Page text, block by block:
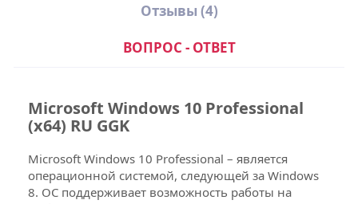
Отзывы (4)
ВОПРОС - ОТВЕТ
Состав поставки Microsoft
Windows 10 Professional (x64)
RU GGK :
При покупке Windows 10 Professional
GGK, вы получаете:
Microsoft Windows 10 Professional
(x64) RU GGK
Microsoft Windows 10 Professional – является
операционной системой, следующей за Windows
8. ОС поддерживает возможность работы на